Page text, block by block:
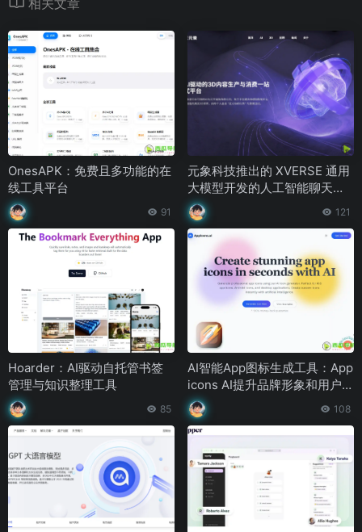
OnesAPK：免费且多功能的在
线工具平台
91
元象科技推出的 XVERSE 通用
大模型开发的人工智能聊天助
手
121
Hoarder：AI驱动自托管书签
管理与知识整理工具
85
AI智能App图标生成工具：App
icons AI提升品牌形象和用户体
验
108